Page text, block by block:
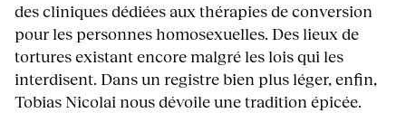
des cliniques dédiées aux thérapies de conversion
pour les personnes homosexuelles. Des lieux de
tortures existant encore malgré les lois qui les
interdisent. Dans un registre bien plus léger, enfin,
Tobias Nicolai nous dévoile une tradition épicée.